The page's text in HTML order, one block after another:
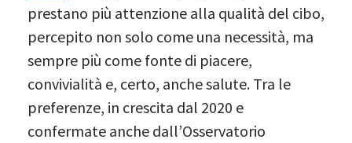
prestano più attenzione alla qualità del cibo,
percepito non solo come una necessità, ma
sempre più come fonte di piacere,
convivialità e, certo, anche salute. Tra le
preferenze, in crescita dal 2020 e
confermate anche dall’Osservatorio